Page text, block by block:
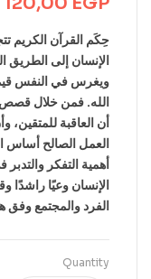
حِكَم القرآن الكريم
الإنسان إلى الطريق
ويغرس في النفس
الله. فمن خلال قصص
أن العاقبة للمتقين،
العمل الصالح أساس
أهمية التفكر والتدبر
الإنسان وعيًا راشدًا
الفرد والمجتمع وفق
Quantity